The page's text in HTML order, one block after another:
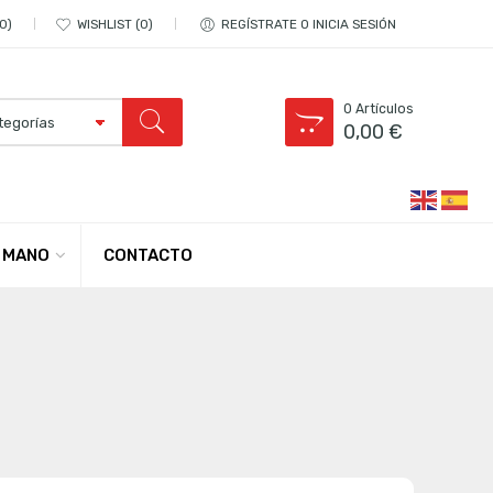
0 WISHLIST 0 REGÍSTRATE O INICIA SESIÓN
0 Artículos
0,00€
CONTACTO